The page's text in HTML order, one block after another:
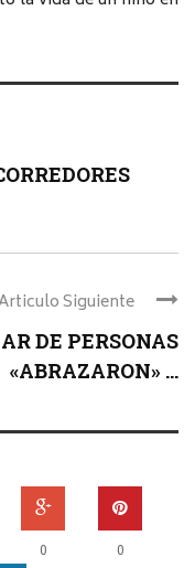
Siguiente
DE PERSONAS
«ABRAZARON» ...
0 0